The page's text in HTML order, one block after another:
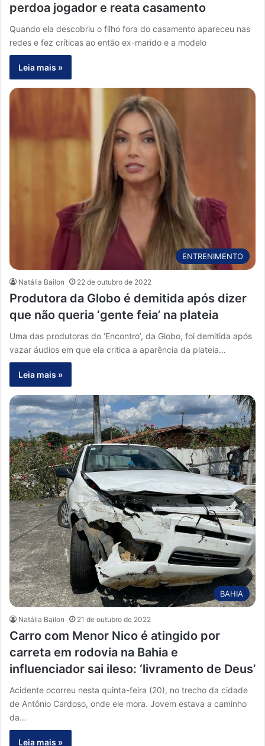
perdoa jogador e reata casamento
Quando ela descobriu o filho fora do casamento apareceu nas
redes e fez críticas ao então ex-marido e a modelo
Leia mais »
ENTRENIMENTO
Natália Bailon 22 de outubro de 2022
Produtora da Globo é demitida após dizer
que não queria ‘gente feia’ na plateia
Uma das produtoras do ‘Encontro’, da Globo, foi demitida após
vazar áudios em que ela critica a aparência da plateia…
Leia mais »
BAHIA
Natália Bailon 21 de outubro de 2022
Carro com Menor Nico é atingido por
carreta em rodovia na Bahia e
influenciador sai ileso: ‘livramento de Deus’
Acidente ocorreu nesta quinta-feira (20), no trecho da cidade
de Antônio Cardoso, onde ele mora. Jovem estava a caminho
da…
Leia mais »